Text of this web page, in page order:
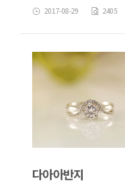
2017-08-29 2405
다아아반지